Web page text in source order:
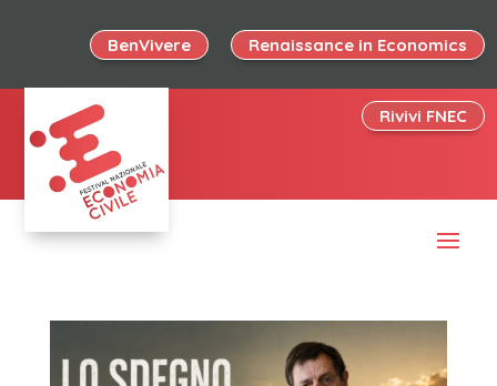
BenVivere Renaissance in Economics
Rivivi FNEC